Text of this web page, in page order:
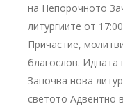
на Непорочното
литургиите от
Причастие,
благослов. Идната
Започва нова
светото Адвентно